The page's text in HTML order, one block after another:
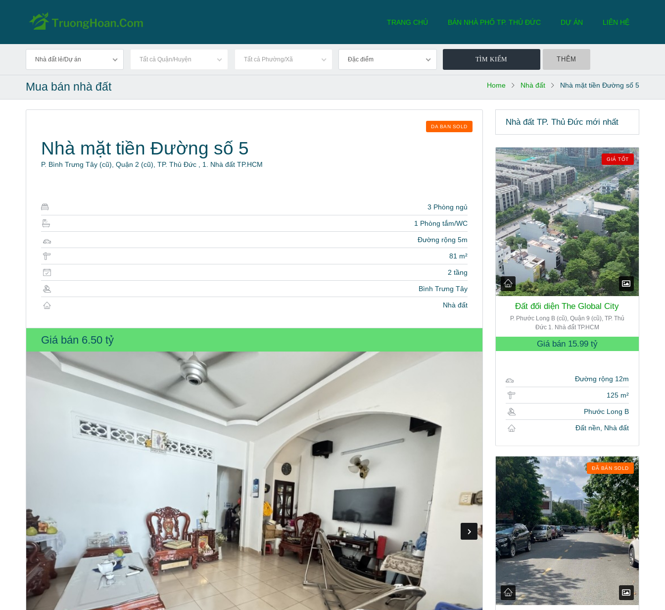
TRANG CHỦ BÁN NHÀ PHỐ TP. THỦ ĐỨC DỰ ÁN LIÊN HỆ
Nhà đất lẻ/Dự án Tất cả Quận/Huyện Tất cả Phường/Xã Đặc điểm THÊM
Mua bán nhà đất Home Nhà đất Nhà mặt tiền Đường số 5
DA BAN SOLD
Nhà mặt tiền Đường số 5
P. Bình Trưng Tây (cũ), Quận 2 (cũ), TP. Thủ Đức , 1. Nhà đất TP.HCM
3 Phòng ngủ
1 Phòng tắm/WC
Đường rộng 5m
81 m²
2 tầng
Bình Trưng Tây
Nhà đất
Giá bán 6.50 tỷ
Nhà đất TP. Thủ Đức mới nhất
GIÁ TỐT
Đất đối diện The Global City
P. Phước Long B (cũ), Quận 9 (cũ), TP. Thủ
Đức 1. Nhà đất TP.HCM
Giá bán 15.99 tỷ
Đường rộng 12m
125 m²
Phước Long B
Đất nền, Nhà đất
ĐÃ BÁN SOLD